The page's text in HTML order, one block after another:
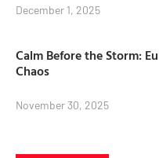
December 1, 2025
Calm Before the Storm:
Chaos
November 30, 2025